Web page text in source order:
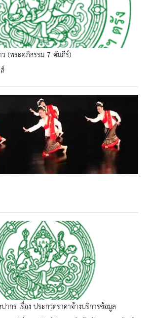
(พระอภิธรรม 7 คัมภีร์)
ากร เรื่อง ประกวดราคาจ้างบริการข้อมูล